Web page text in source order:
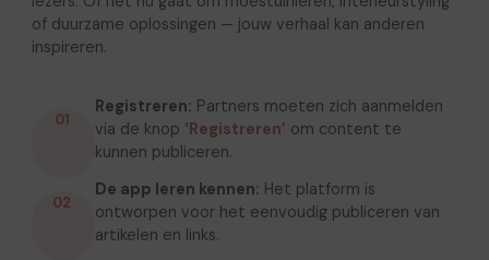
of duurzame oplossingen — jouw verhaal kan anderen
inspireren.
01
Registreren: Partners moeten zich aanmelden
via de knop ‘Registreren’ om content te
kunnen publiceren.
02
De app leren kennen: Het platform is
ontworpen voor het eenvoudig publiceren van
artikelen en links.